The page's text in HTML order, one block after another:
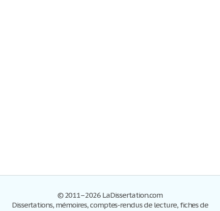
© 2011–2026 LaDissertation.com
Dissertations, mémoires, comptes-rendus de lecture, fiches de